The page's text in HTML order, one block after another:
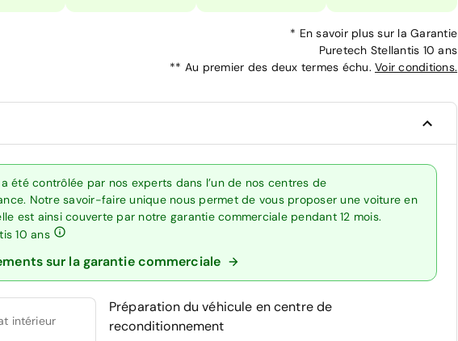
* En savoir plus sur la Garantie
Puretech Stellantis 10 ans
** Au premier des deux termes échu. Voir conditions.
été contrôlée par nos experts dans l’un de nos centres de
Notre savoir-faire unique nous permet de vous proposer une voiture en
est ainsi couverte par notre garantie commerciale pendant 12 mois.
10 ans
sur la garantie commerciale
intérieur
Préparation du véhicule en centre de
reconditionnement